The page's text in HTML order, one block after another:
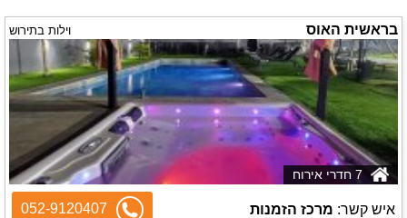
בראשית האוס וילות בתירוש
איש קשר: מרכז הזמנות 052-9120407